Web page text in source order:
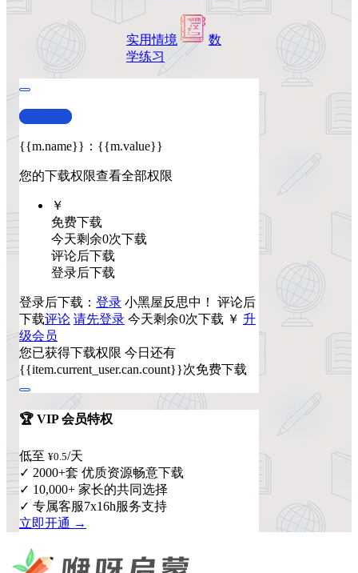
实用情境
数
学练习
查看演示
{{m.name}} ： {{m.value}}
您的下载权限查看全部权限
￥
免费下载
今天剩余0次下载
评论后下载
登录后下载
登录后下载： 登录 小黑屋反思中！ 评论后
下载评论 请先登录 今天剩余0次下载 ￥ 升
级会员
您已获得下载权限 今日还有
{{item.current_user.can.count}}次免费下载
🏆 VIP 会员特权
低至 ¥0.5/天
✓ 2000+套 优质资源畅意下载
✓ 10,000+ 家长的共同选择
✓ 专属客服7x16h服务支持
立即开通 →